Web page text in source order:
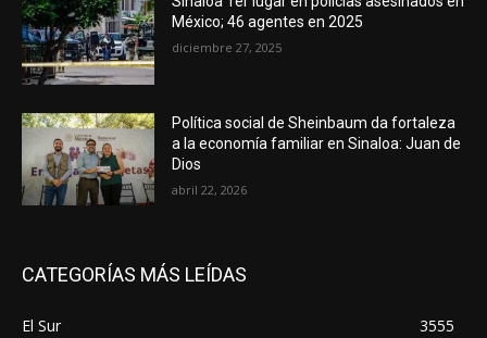
México; 46 agentes en 2025
diciembre 27, 2025
Política social de Sheinbaum da fortaleza
a la economía familiar en Sinaloa: Juan de
Dios
abril 22, 2026
CATEGORÍAS MÁS LEÍDAS
El Sur
3555